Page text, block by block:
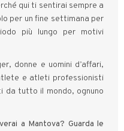
qui ti sentirai sempre a
per un fine settimana per
più lungo per motivi
donne e uomini d’affari,
e atleti professionisti
da tutto il mondo, ognuno
a Mantova? Guarda le